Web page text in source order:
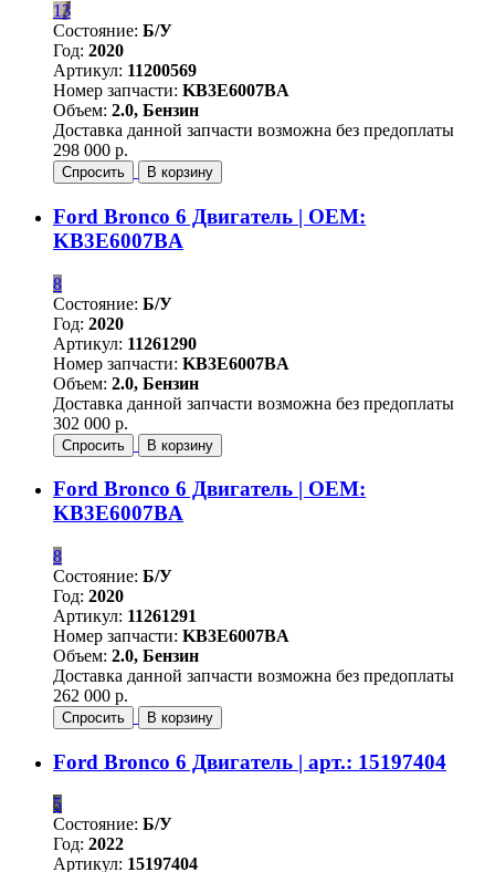
13
Состояние: Б/У
Год: 2020
Артикул: 11200569
Номер запчасти: KB3E6007BA
Объем: 2.0, Бензин
Доставка данной запчасти возможна без предоплаты
298 000 р.
Спросить В корзину
Ford Bronco 6 Двигатель | OEM:
KB3E6007BA
8
Состояние: Б/У
Год: 2020
Артикул: 11261290
Номер запчасти: KB3E6007BA
Объем: 2.0, Бензин
Доставка данной запчасти возможна без предоплаты
302 000 р.
Спросить В корзину
Ford Bronco 6 Двигатель | OEM:
KB3E6007BA
8
Состояние: Б/У
Год: 2020
Артикул: 11261291
Номер запчасти: KB3E6007BA
Объем: 2.0, Бензин
Доставка данной запчасти возможна без предоплаты
262 000 р.
Спросить В корзину
Ford Bronco 6 Двигатель | арт.: 15197404
5
Состояние: Б/У
Год: 2022
Артикул: 15197404